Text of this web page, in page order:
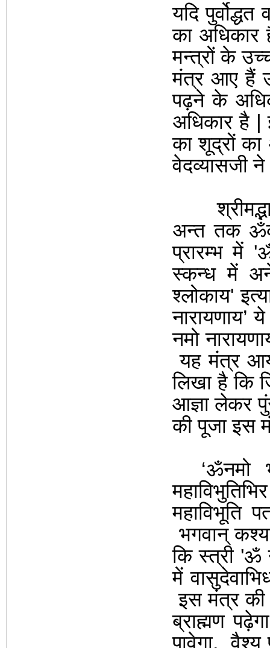
यदि
का
मन्त्रों के
मंत्र आए हैं
पढ़ने के
अधिकार है |
का शूद्रों
वेदव्यासजी ने
अन्त तक
प्रारम्भ में '
स्कन्ध में
श्लोकाय'
नमो
यह मंत्र
लिखा है कि
आज्ञा लेकर
की पूजा इस
‘ॐनमो
भगवान्
कि स्त्री 'ॐ
में
इस मंत्र की
ब्राह्मण
पावेगा,
वैश्य